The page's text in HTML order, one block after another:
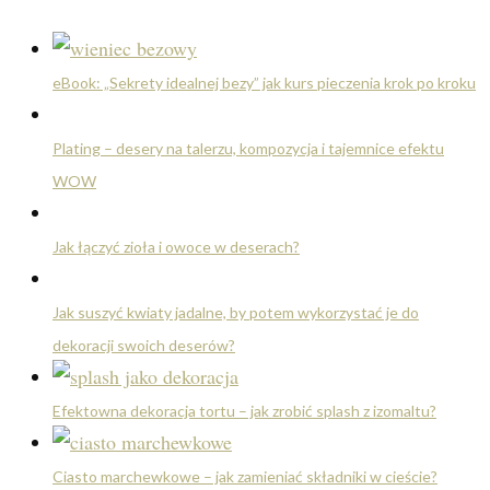
eBook: „Sekrety idealnej bezy” jak kurs pieczenia krok po kroku
Plating – desery na talerzu, kompozycja i tajemnice efektu
WOW
Jak łączyć zioła i owoce w deserach?
Jak suszyć kwiaty jadalne, by potem wykorzystać je do
dekoracji swoich deserów?
Efektowna dekoracja tortu – jak zrobić splash z izomaltu?
Ciasto marchewkowe – jak zamieniać składniki w cieście?